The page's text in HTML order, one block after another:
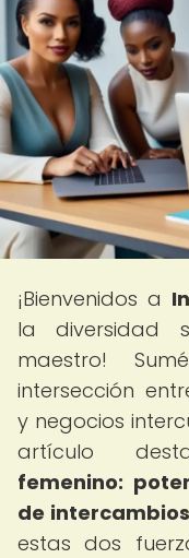
¡Bienvenidos a
la diversidad
maestro!
intersección
y negocios
artículo
femenino:
de
estas dos